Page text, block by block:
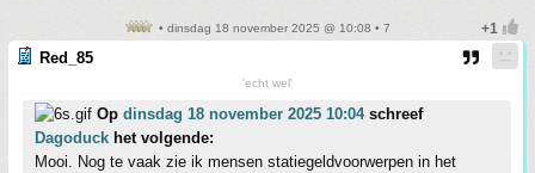
• dinsdag 18 november 2025 @ 10:08 • 7
Red_85
'echt wel'
Op dinsdag 18 november 2025 10:04schreef
Dagoduck het volgende:
Mooi. Nog te vaak zie ik mensen statiegeldvoorwerpen in het